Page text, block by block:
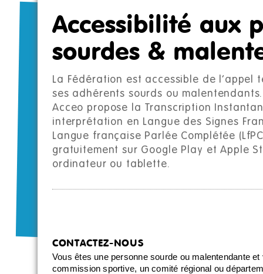
Accessibilité aux
sourdes &
La Fédération est accessible de l’appel
ses adhérents sourds ou
Acceo propose la Transcription
interprétation en Langue des Signes
Langue française Parlée Complétée
gratuitement sur Google Play et Apple
ordinateur ou tablette.
CONTACTEZ-NOUS
Vous êtes une personne sourde ou malentendante
commission sportive, un comité régional ou